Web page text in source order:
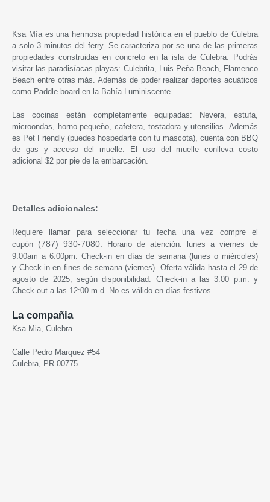
Ksa Mía es una hermosa propiedad histórica en el pueblo de Culebra
a solo 3 minutos del ferry. Se caracteriza por se una de las primeras
propiedades construidas en concreto en la isla de Culebra. Podrás
visitar las paradisíacas playas: Culebrita, Luis Peña Beach, Flamenco
Beach entre otras más. Además de poder realizar deportes acuáticos
como Paddle board en la Bahía Luminiscente.
Las cocinas están completamente equipadas: Nevera, estufa,
microondas, horno pequeño, cafetera, tostadora y utensilios. Además
es Pet Friendly (puedes hospedarte con tu mascota), cuenta con BBQ
de gas y acceso del muelle. El uso del muelle conlleva costo
adicional $2 por pie de la embarcación.
Detalles adicionales:
Requiere llamar para seleccionar tu fecha una vez compre el
cupón (787) 930-7080. Horario de atención: lunes a viernes de
9:00am a 6:00pm. Check-in en días de semana (lunes o miércoles)
y Check-in en fines de semana (viernes). Oferta válida hasta el 29 de
agosto de 2025, según disponibilidad. Check-in a las 3:00 p.m. y
Check-out a las 12:00 m.d. No es válido en días festivos.
La compañia
Ksa Mia, Culebra
Calle Pedro Marquez #54
Culebra, PR 00775